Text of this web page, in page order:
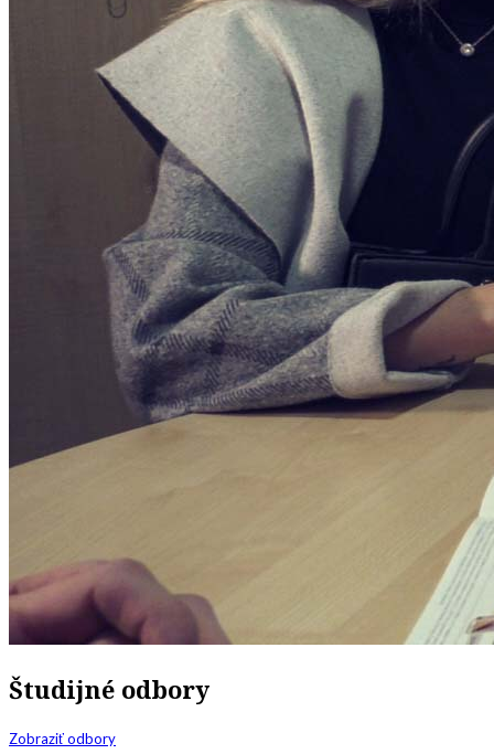
Študijné odbory
Zobraziť odbory